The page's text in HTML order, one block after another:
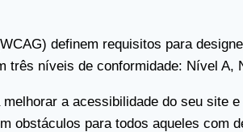
definem requisitos para
níveis de conformidade: Nível A,
a acessibilidade do seu site
obstáculos para todos aqueles com